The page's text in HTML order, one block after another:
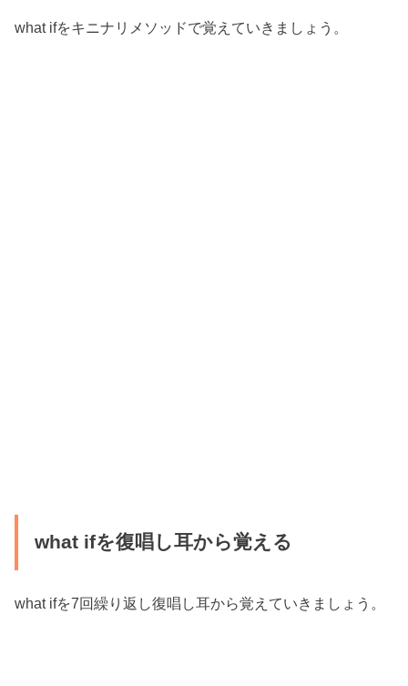
what ifをキニナリメソッドで覚えていきましょう。
what ifを復唱し耳から覚える
what ifを7回繰り返し復唱し耳から覚えていきましょう。